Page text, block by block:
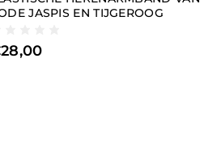
JASPIS EN TIJGEROOG
28,00